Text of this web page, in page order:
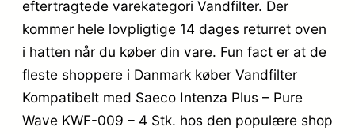
eftertragtede varekategori Vandfilter. Der
kommer hele lovpligtige 14 dages returret oven
i hatten når du køber din vare. Fun fact er at de
fleste shoppere i Danmark køber Vandfilter
Kompatibelt med Saeco Intenza Plus – Pure
Wave KWF-009 – 4 Stk. hos den populære shop